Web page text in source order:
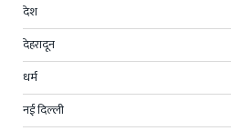
देश
देहरादून
धर्म
नई दिल्ली